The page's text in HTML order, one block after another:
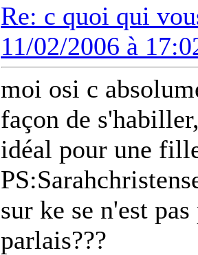
Re: c quoi qui
11/02/2006 à
moi osi c
façon de
idéal pour une
sur ke se n'est
parlais???